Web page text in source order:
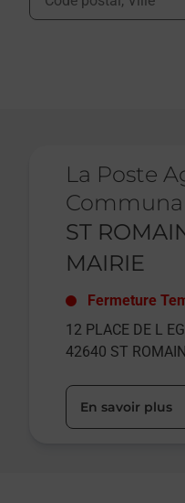
La Poste
ST
MAIRIE
Fermeture
12 PLACE DE L
42640 ST
En savoir plus